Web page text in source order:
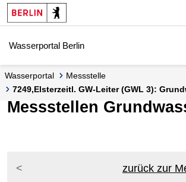
Springe zur Navigation
Springe zum Inhalt
Wasserportal Berlin
Wasserportal
Messstelle
7249,Elsterzeitl. GW-Leiter (GWL 3):
Messstellen
zurück zur